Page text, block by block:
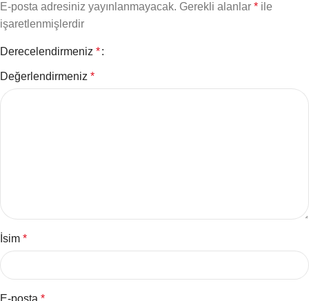
E-posta adresiniz yayınlanmayacak. Gerekli alanlar * ile
işaretlenmişlerdir
Derecelendirmeniz *
Değerlendirmeniz *
İsim *